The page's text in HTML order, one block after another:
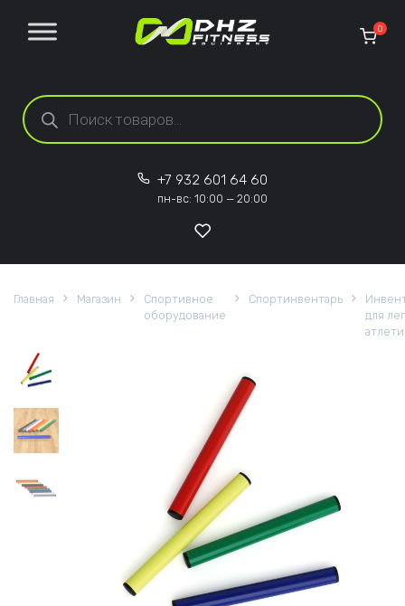
Поиск товаров
0
+7 932 601 64 60
пн-вс: 10:00 — 20:00
Главная Магазин
Спортивное
оборудование
Спортинвентарь
для